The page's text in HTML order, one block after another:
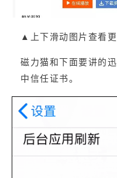
▲上下滑动图片查看更
磁力猫和下面要讲的
中信任证书。